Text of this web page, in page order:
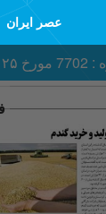
عصر ایران
مورخ ۲۵ مرداد ۱۴۰۰